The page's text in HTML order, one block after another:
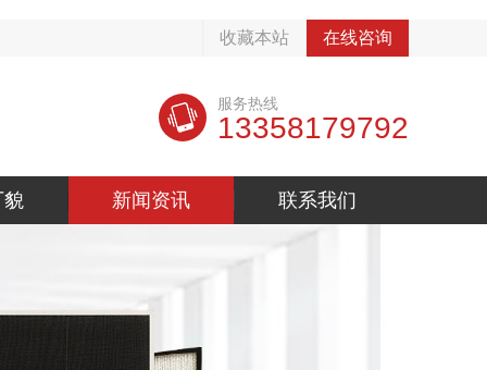
收藏本站 在线咨询
服务热线
13358179792
貌 新闻资讯 联系我们